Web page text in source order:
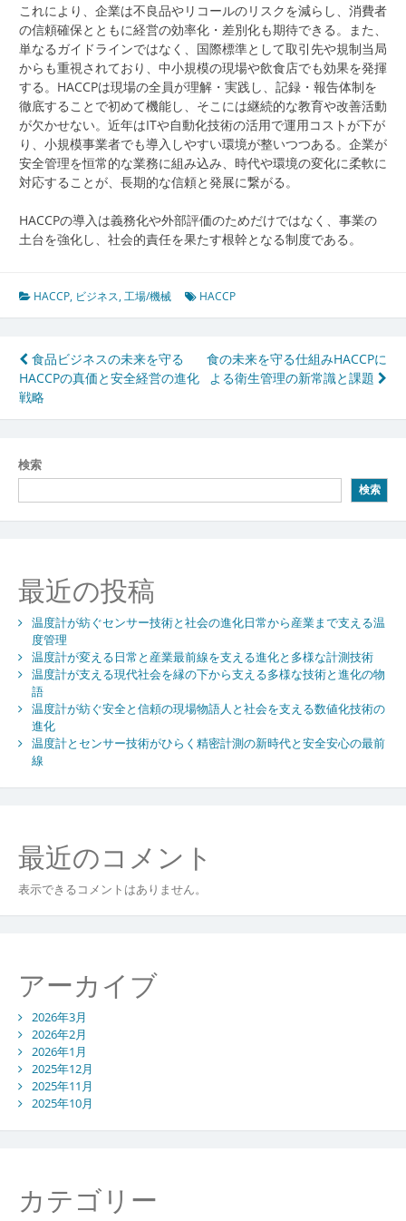
これにより、企業は不良品やリコールのリスクを減らし、消費者
の信頼確保とともに経営の効率化・差別化も期待できる。また、
単なるガイドラインではなく、国際標準として取引先や規制当局
からも重視されており、中小規模の現場や飲食店でも効果を発揮
する。HACCPは現場の全員が理解・実践し、記録・報告体制を
徹底することで初めて機能し、そこには継続的な教育や改善活動
が欠かせない。近年はITや自動化技術の活用で運用コストが下が
り、小規模事業者でも導入しやすい環境が整いつつある。企業が
安全管理を恒常的な業務に組み込み、時代や環境の変化に柔軟に
対応することが、長期的な信頼と発展に繋がる。
HACCPの導入は義務化や外部評価のためだけではなく、事業の
土台を強化し、社会的責任を果たす根幹となる制度である。
HACCP, ビジネス,工場/機械 HACCP
投
稿
ナ
ビ
ゲ
ー
ョ
ン
食品ビジネスの未来を守る
HACCPの真価と安全経営の進化
戦略
食の未来を守る仕組みHACCPに
よる衛生管理の新常識と課題
検索
検索
最近の投稿
温度計が紡ぐセンサー技術と社会の進化日常から産業まで支える温
度管理
温度計が変える日常と産業最前線を支える進化と多様な計測技術
温度計が支える現代社会を縁の下から支える多様な技術と進化の物
語
温度計が紡ぐ安全と信頼の現場物語人と社会を支える数値化技術の
進化
温度計とセンサー技術がひらく精密計測の新時代と安全安心の最前
線
最近のコメント
表示できるコメントはありません。
アーカイブ
2026年3月
2026年2月
2026年1月
2025年12月
2025年11月
2025年10月
カテゴリー